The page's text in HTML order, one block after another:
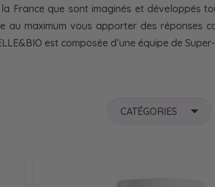
France que sont imaginés et développés
au maximum vous apporter des réponses
est composée d’une équipe de
CATÉGORIES